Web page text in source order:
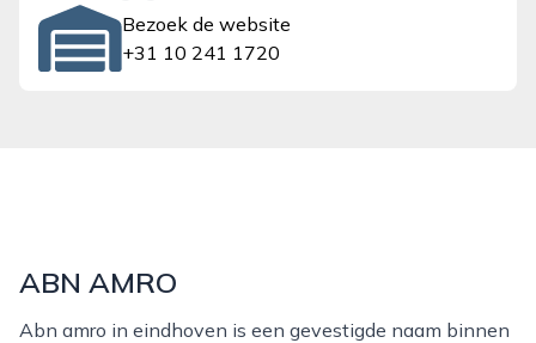
Bezoek de website
+31 10 241 1720
ABN AMRO
Abn amro in eindhoven is een gevestigde naam binnen